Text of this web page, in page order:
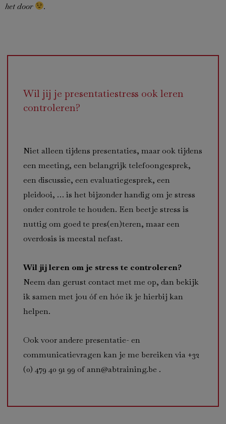
het door
.
Wil jij je presentatiestress ook leren
controleren?
Niet alleen tijdens presentaties, maar ook tijdens
een meeting, een belangrijk telefoongesprek,
een discussie, een evaluatiegesprek, een
pleidooi, … is het bijzonder handig om je stress
onder controle te houden. Een beetje stress is
nuttig om goed te pres(en)teren, maar een
overdosis is meestal nefast.
Wil jij leren om je stress te controleren?
Neem dan gerust contact met me op, dan bekijk
ik samen met jou óf en hóe ik je hierbij kan
helpen.
Ook voor andere presentatie- en
communicatievragen kan je me bereiken via +32
(0) 479 40 91 99 of ann@abtraining.be .